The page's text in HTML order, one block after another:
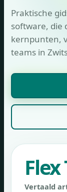
Praktische
software, die
kernpunten,
teams in
Flex
Vertaald